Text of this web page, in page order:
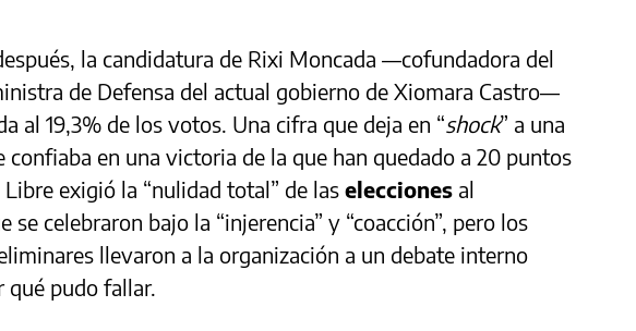
la candidatura de Rixi Moncada —cofundadora del
de Defensa del actual gobierno de Xiomara Castro—
al 19,3% de los votos. Una cifra que deja en “shock” a una
confiaba en una victoria de la que han quedado a 20 puntos
exigió la “nulidad total” de las elecciones al
se celebraron bajo la “injerencia” y “coacción”, pero los
llevaron a la organización a un debate interno
qué pudo fallar.